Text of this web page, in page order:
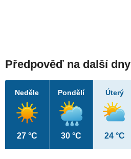
Předpověď na další dny
Neděle
27 °C
Pondělí
30 °C
Úterý
24 °C